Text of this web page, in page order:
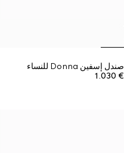
صندل إسفين Donna للنساء
€ 1.030